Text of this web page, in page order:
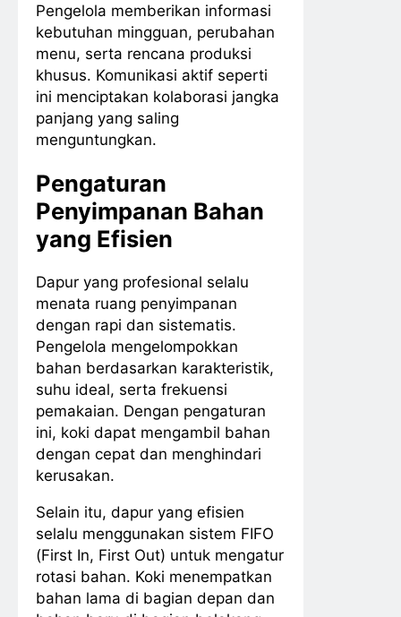
Pengelola memberikan informasi
kebutuhan mingguan, perubahan
menu, serta rencana produksi
khusus. Komunikasi aktif seperti
ini menciptakan kolaborasi jangka
panjang yang saling
menguntungkan.
Pengaturan
Penyimpanan Bahan
yang Efisien
Dapur yang profesional selalu
menata ruang penyimpanan
dengan rapi dan sistematis.
Pengelola mengelompokkan
bahan berdasarkan karakteristik,
suhu ideal, serta frekuensi
pemakaian. Dengan pengaturan
ini, koki dapat mengambil bahan
dengan cepat dan menghindari
kerusakan.
Selain itu, dapur yang efisien
selalu menggunakan sistem FIFO
(First In, First Out) untuk mengatur
rotasi bahan. Koki menempatkan
bahan lama di bagian depan dan